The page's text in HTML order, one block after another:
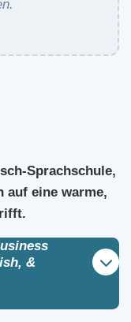
Sprachschule,
auf eine warme,
&